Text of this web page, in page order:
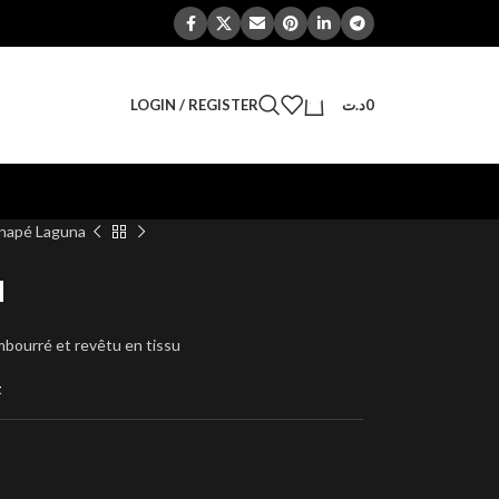
LOGIN / REGISTER 0د.ت
Laguna
et revêtu en tissu